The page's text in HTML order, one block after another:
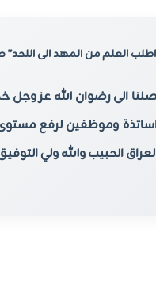
العلم من المهد الى
الى رضوان الله عز
وموظفين لرفع
الحبيب والله ولي